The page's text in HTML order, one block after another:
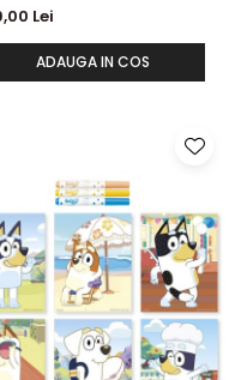
Lei
ADAUGA IN COS